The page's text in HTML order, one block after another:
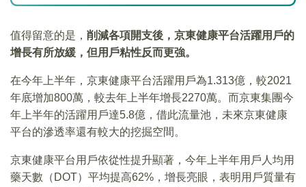
值得留意的是， 削減各項開支後，京東健康平台活躍用戶的
增長有所放緩，但用戶粘性反而更強。
在今年上半年，京東健康平台活躍用戶為1.313億，較2021
年底增加800萬，較去年上半年增長2270萬。而京東集團今
年上半年的活躍用戶達5.8億，借此流量池，未來京東健康
平台的滲透率還有較大的挖掘空間。
京東健康平台用戶依從性提升顯著，今年上半年用戶人均用
藥天數（DOT）平均提高62%，增長亮眼，表明用戶質量有